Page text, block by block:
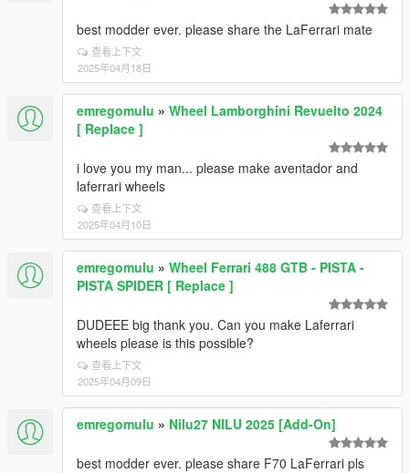
best modder ever. please share the LaFerrari mate
查看上下文
2025年04月18日
emregomulu » Wheel Lamborghini Revuelto 2024
[ Replace ]
i love you my man... please make aventador and
laferrari wheels
查看上下文
2025年04月10日
emregomulu » Wheel Ferrari 488 GTB - PISTA -
PISTA SPIDER [ Replace ]
DUDEEE big thank you. Can you make Laferrari
wheels please is this possible?
查看上下文
2025年04月09日
emregomulu » Nilu27 NILU 2025 [Add-On]
best modder ever. please share F70 LaFerrari pls